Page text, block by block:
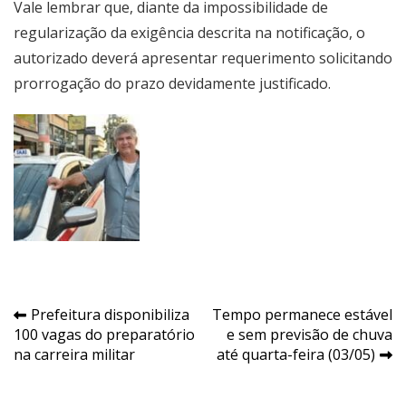
Vale lembrar que, diante da impossibilidade de
regularização da exigência descrita na notificação, o
autorizado deverá apresentar requerimento solicitando
prorrogação do prazo devidamente justificado.
Navegação
de
Prefeitura disponibiliza
100 vagas do preparatório
na carreira militar
Tempo permanece estável
e sem previsão de chuva
até quarta-feira (03/05)